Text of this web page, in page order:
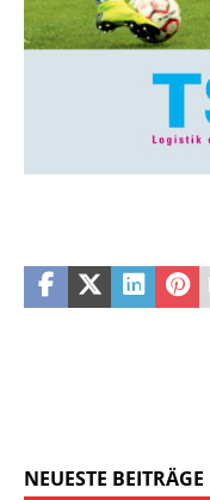
NEUESTE BEITRÄGE